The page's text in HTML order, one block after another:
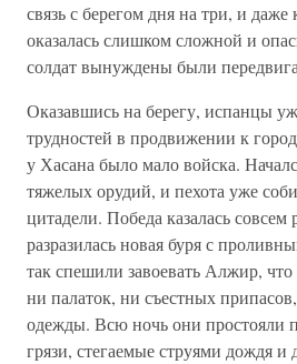
связь с берегом дня на три, и даже
оказалась слишком сложной и
солдат вынуждены были
Оказавшись на берегу, испанцы
трудностей в продвижении к
у Хасана было мало войска.
тяжелых орудий, и пехота уже
цитадели. Победа казалась совсем
разразилась новая буря с
так спешили завоевать Алжир, что
ни палаток, ни съестных
одежды. Всю ночь они простояли
грязи, стегаемые струями дождя и